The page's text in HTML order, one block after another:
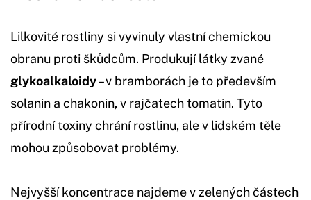
Lilkovité rostliny si vyvinuly vlastní chemickou
obranu proti škůdcům. Produkují látky zvané
glykoalkaloidy– v bramborách je to především
solanin a chakonin, v rajčatech tomatin. Tyto
přírodní toxiny chrání rostlinu, ale v lidském těle
mohou způsobovat problémy.
Nejvyšší koncentrace najdeme v zelených částech